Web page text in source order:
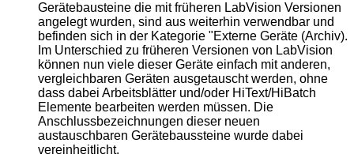
Gerätebausteine die mit früheren LabVision Versionen
angelegt wurden, sind aus weiterhin verwendbar und
befinden sich in der Kategorie "Externe Geräte (Archiv).
Im Unterschied zu früheren Versionen von LabVision
können nun viele dieser Geräte einfach mit anderen,
vergleichbaren Geräten ausgetauscht werden, ohne
dass dabei Arbeitsblätter und/oder HiText/HiBatch
Elemente bearbeiten werden müssen. Die
Anschlussbezeichnungen dieser neuen
austauschbaren Gerätebaussteine wurde dabei
vereinheitlicht.